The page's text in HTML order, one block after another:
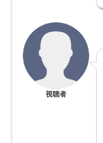
視聴者